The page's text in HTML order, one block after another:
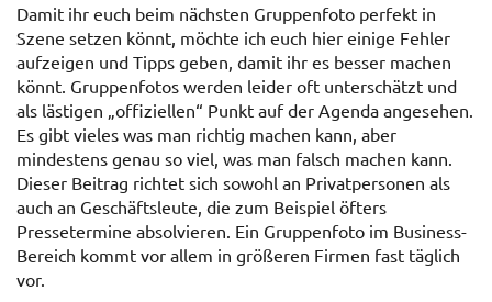
Damit ihr euch beim nächsten Gruppenfoto perfekt in
Szene setzen könnt, möchte ich euch hier einige Fehler
aufzeigen und Tipps geben, damit ihr es besser machen
könnt. Gruppenfotos werden leider oft unterschätzt und
als lästigen „offiziellen“ Punkt auf der Agenda angesehen.
Es gibt vieles was man richtig machen kann, aber
mindestens genau so viel, was man falsch machen kann.
Dieser Beitrag richtet sich sowohl an Privatpersonen als
auch an Geschäftsleute, die zum Beispiel öfters
Pressetermine absolvieren. Ein Gruppenfoto im Business-
Bereich kommt vor allem in größeren Firmen fast täglich
vor.